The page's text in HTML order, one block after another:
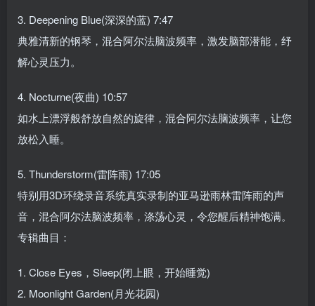
3. Deepening Blue(深深的蓝) 7:47
典雅清新的钢琴，混合阿尔法脑波频率，激发脑部潜能，纾
解心灵压力。
4. Nocturne(夜曲) 10:57
如水上漂浮般舒放自然的旋律，混合阿尔法脑波频率，让您
放松入睡。
5. Thunderstorm(雷阵雨) 17:05
特别用3D环绕录音系统真实录制的亚马逊雨林雷阵雨的声
音，混合阿尔法脑波频率，涤荡心灵，令您醒后精神饱满。
专辑曲目：
1. Close Eyes，Sleep(闭上眼，开始睡觉)
2. Moonlight Garden(月光花园)